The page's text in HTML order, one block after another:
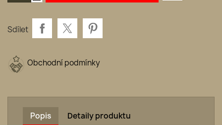
Sdílet
Obchodní podmínky
Popis Detaily produktu